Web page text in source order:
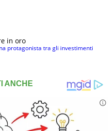
in oro
protagonista tra gli investimenti